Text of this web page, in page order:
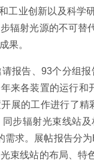
工业创新以及科学
辐射光源的不可替
果。
报告、93个分组
来各装置的运行
展的工作进行了
步辐射光束线站
需求。展帖报告分
束线站的布局、特